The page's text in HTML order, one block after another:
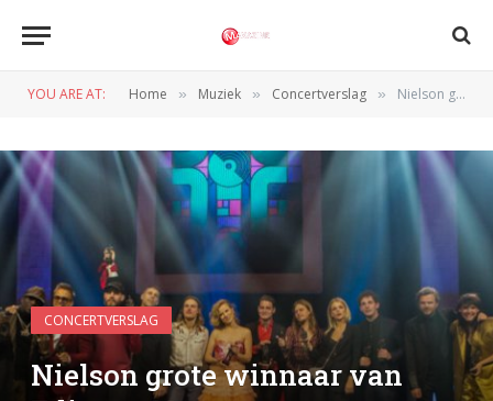
YOU ARE AT: Home » Muziek » Concertverslag » Nielson grote winnaar van Edisons 2019
CONCERTVERSLAG
Nielson grote winnaar van